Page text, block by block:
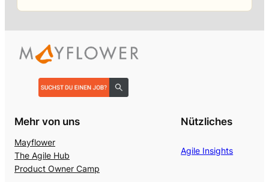
Mehr von uns
Mayflower
The Agile Hub
Product Owner Camp
Nützliches
Agile Insights